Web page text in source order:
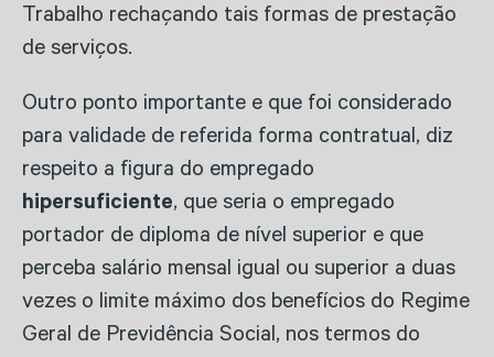
Trabalho rechaçando tais formas de prestação
de serviços.
Outro ponto importante e que foi considerado
para validade de referida forma contratual, diz
respeito a figura do empregado
hipersuficiente, que seria o empregado
portador de diploma de nível superior e que
perceba salário mensal igual ou superior a duas
vezes o limite máximo dos benefícios do Regime
Geral de Previdência Social, nos termos do